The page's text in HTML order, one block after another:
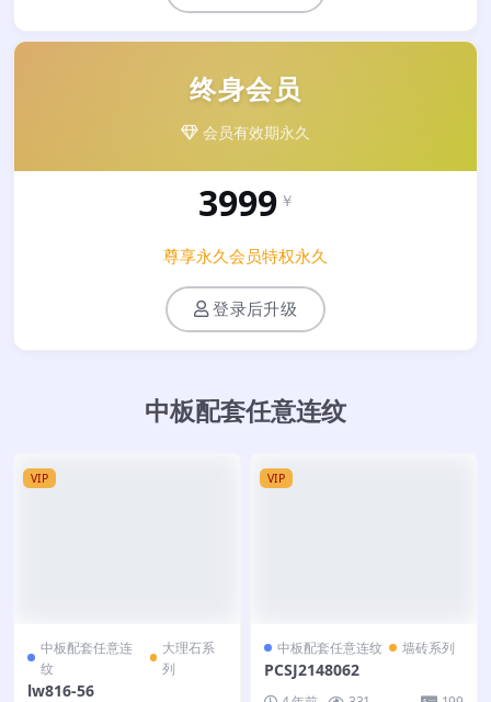
终身会员
会员有效期永久
3999 ￥
尊享永久会员特权永久
登录后升级
中板配套任意连纹
VIP
中板配套任意连
纹
大理石系
列
lw816-56
VIP
中板配套任意连纹 墙砖系列
PCSJ2148062